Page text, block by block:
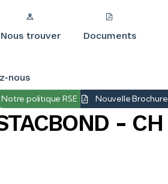
Nous trouver Documents
nous
Notre politique RSE Nouvelle Brochure
- CH